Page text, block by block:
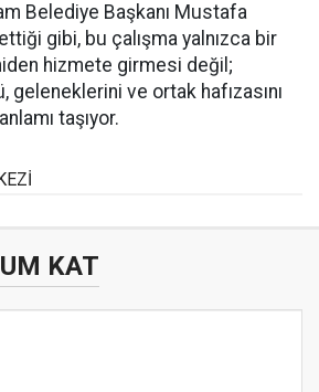
Belediye Başkanı Mustafa
gibi, bu çalışma yalnızca bir
hizmete girmesi değil;
geleneklerini ve ortak hafızasını
taşıyor.
KAT